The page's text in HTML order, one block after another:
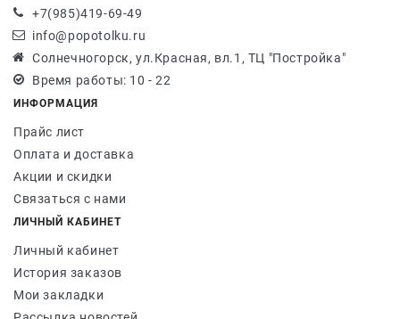
+7(985)419-69-49
info@popotolku.ru
Солнечногорск, ул.Красная, вл.1, ТЦ "Постройка"
Время работы: 10 - 22
ИНФОРМАЦИЯ
Прайс лист
Оплата и доставка
Акции и скидки
Связаться с нами
ЛИЧНЫЙ КАБИНЕТ
Личный кабинет
История заказов
Мои закладки